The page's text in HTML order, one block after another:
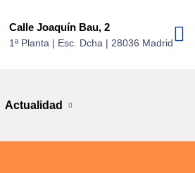
Calle Joaquín Bau, 2
1ª Planta | Esc. Dcha | 28036 Madrid
Actualidad